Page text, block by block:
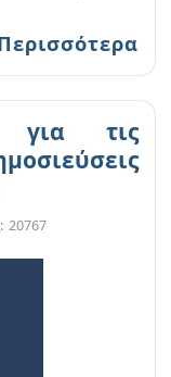
για τις
20767